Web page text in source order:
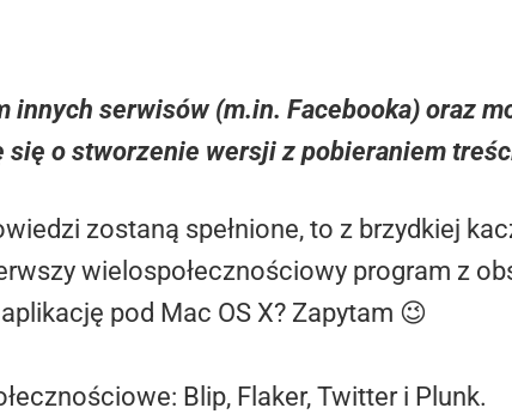
innych serwisów (m.in. Facebooka) oraz
o stworzenie wersji z pobieraniem
zostaną spełnione, to z brzydkiej
wielospołecznościowy program z
pod Mac OS X? Zapytam 😉
Blip, Flaker, Twitter i Plunk.